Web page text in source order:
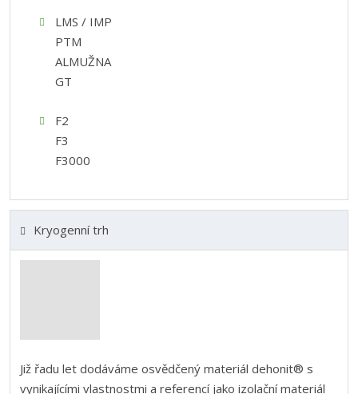
LMS / IMP
PTM
ALMUŽNA
GT
F2
F3
F3000
Kryogenní trh
Již řadu let dodáváme osvědčený materiál dehonit® s
vynikajícími vlastnostmi a referencí jako izolační materiál